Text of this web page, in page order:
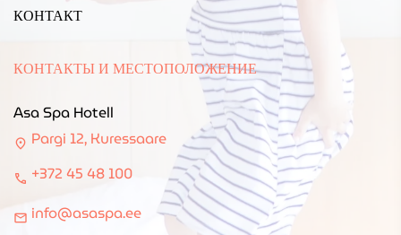
КОНТАКТ
КОНТАКТЫ И МЕСТОПОЛОЖЕНИЕ
Asa Spa Hotell
location_on Pargi 12, Kuressaare
call +372 45 48 100
mail info@asaspa.ee